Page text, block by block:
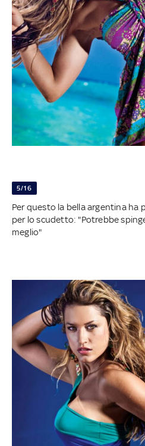
5/16
Per questo la bella argentina ha
per lo scudetto: "Potrebbe
meglio"